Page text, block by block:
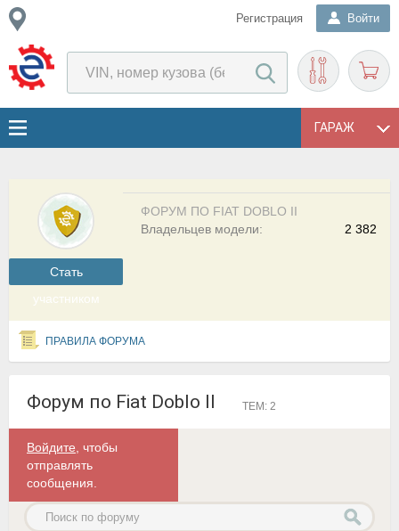
Регистрация Войти
ГАРАЖ
Cтать
участником
ФОРУМ ПО FIAT DOBLO II
2 382
Владельцев модели:
ПРАВИЛА ФОРУМА
Форум по Fiat Doblo II ТЕМ: 2
Войдите , чтобы
отправлять
сообщения.